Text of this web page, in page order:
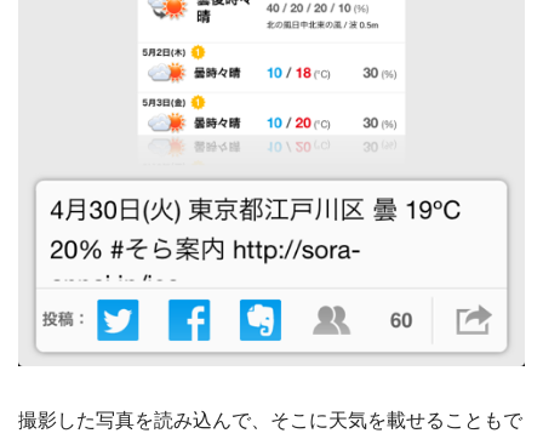
撮影した写真を読み込んで、そこに天気を載せることもで